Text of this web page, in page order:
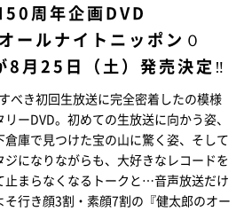
周年企画DVD
ールナイトニッポン０
8月25日（土）発売決定‼
べき初回生放送に完全密着したの模様
ーDVD。初めての生放送に向かう姿、
庫で見つけた宝の山に驚く姿、そして
になりながらも、大好きなレコードを
止まらなくなるトークと…音声放送だけ
行き顔3割・素顔7割の『健太郎のオー